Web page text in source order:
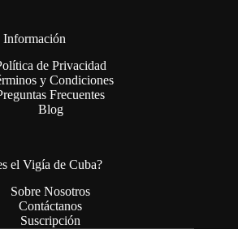
Información
de Privacidad
y Condiciones
Frecuentes
Blog
el Vigía de Cuba?
Sobre Nosotros
Contáctanos
Suscripción